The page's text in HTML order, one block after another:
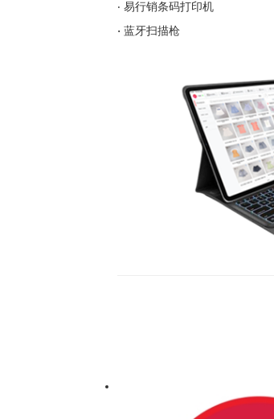
‧易行销条码打印机
‧蓝牙扫描枪